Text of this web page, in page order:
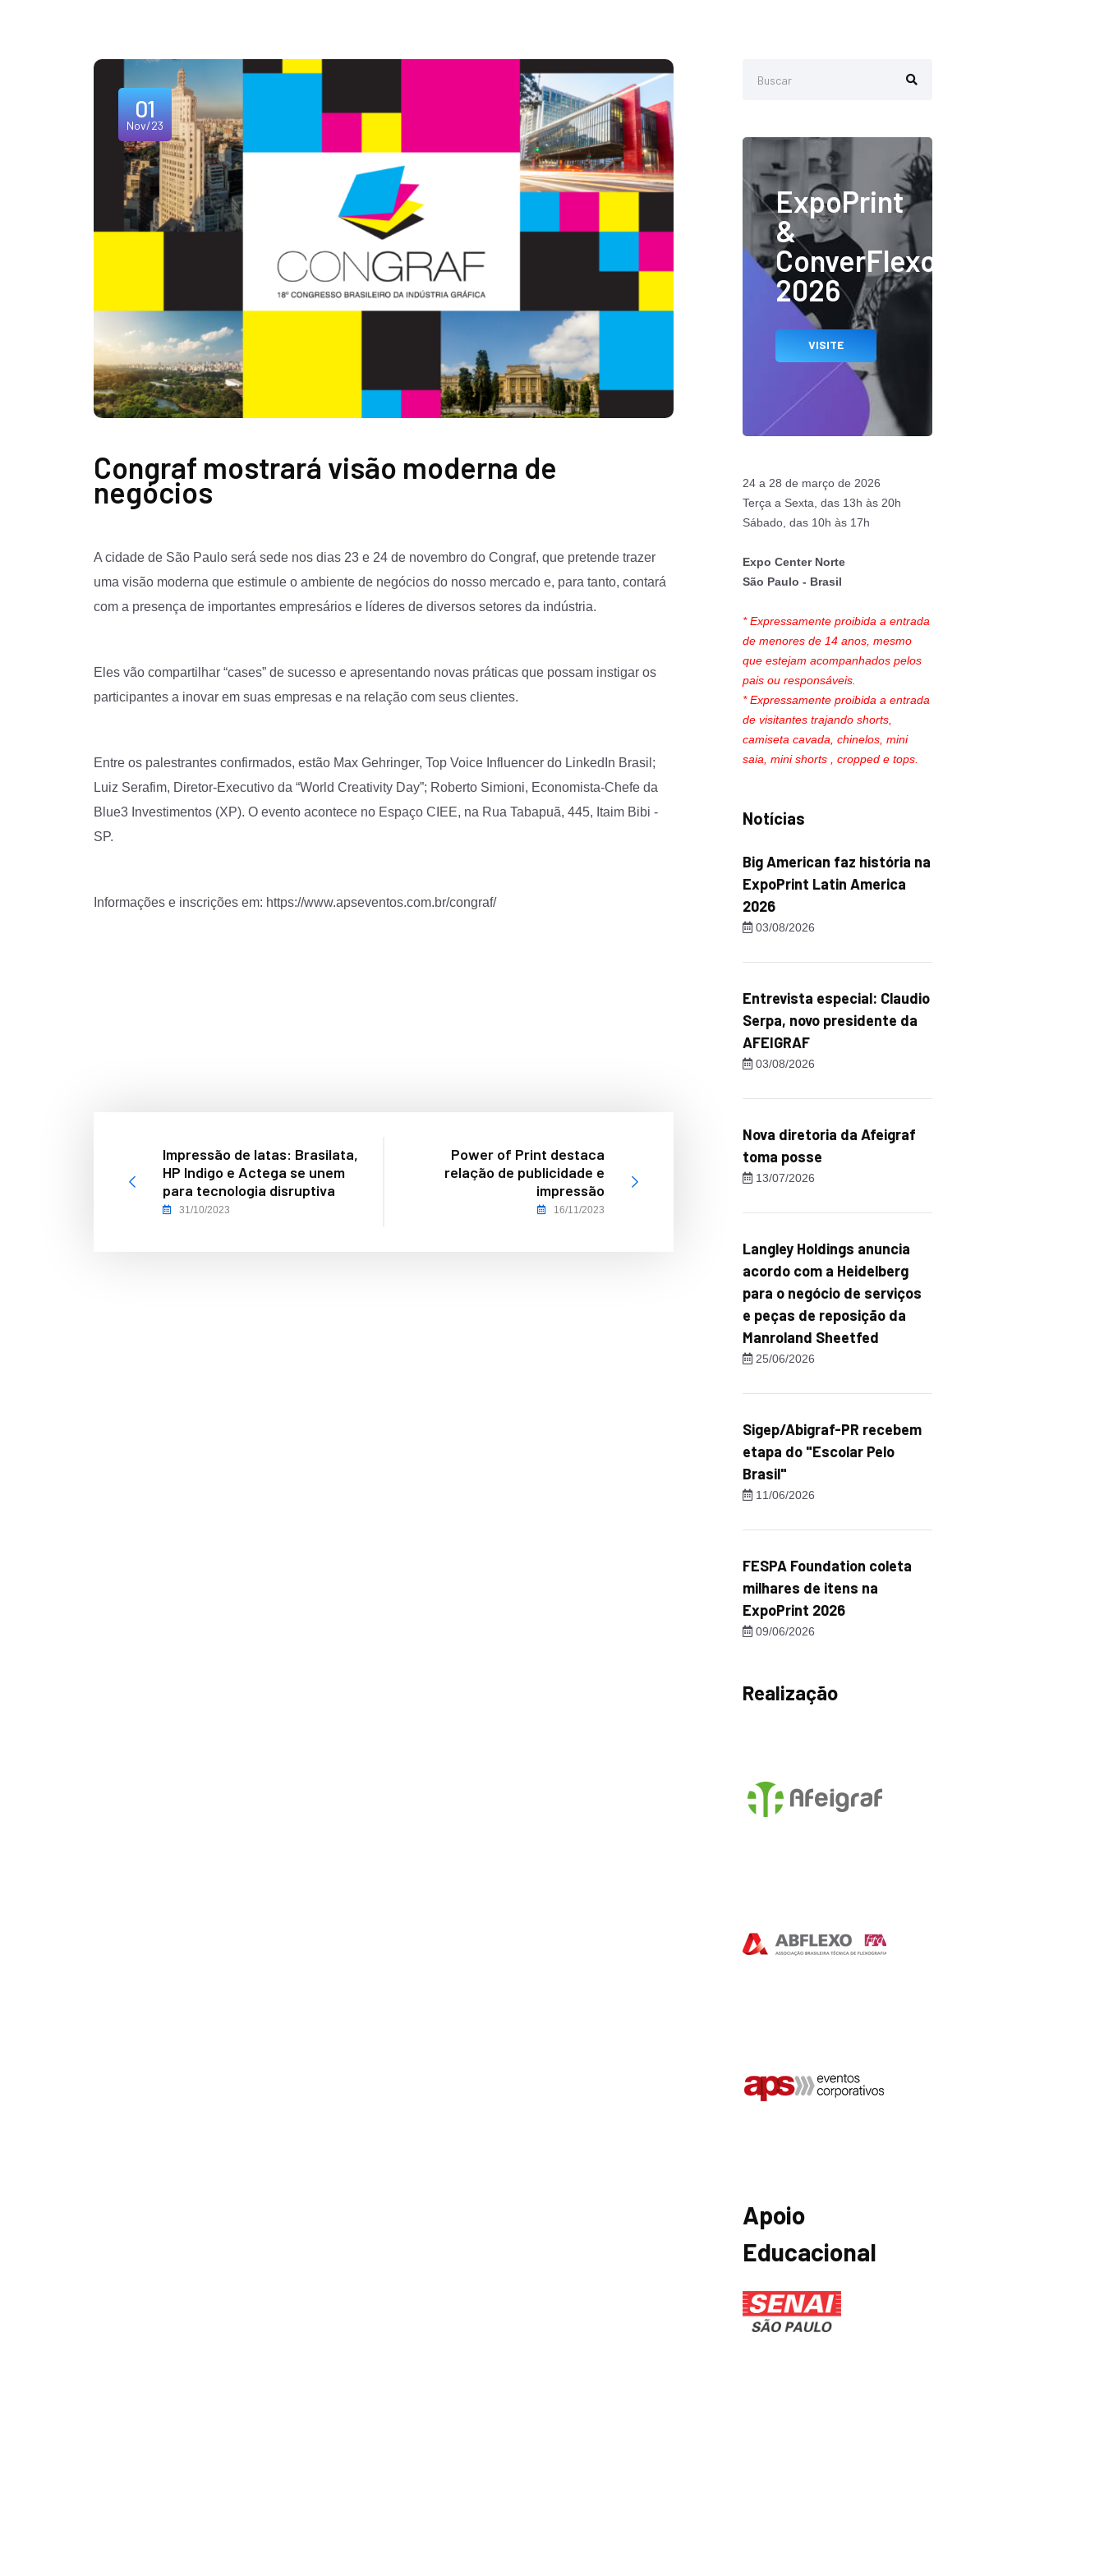
01
Nov/23
Congraf mostrará visão moderna de
negócios
A cidade de São Paulo será sede nos dias 23 e 24 de novembro do Congraf, que pretende trazer
uma visão moderna que estimule o ambiente de negócios do nosso mercado e, para tanto, contará
com a presença de importantes empresários e líderes de diversos setores da indústria.
Eles vão compartilhar “cases” de sucesso e apresentando novas práticas que possam instigar os
participantes a inovar em suas empresas e na relação com seus clientes.
Entre os palestrantes confirmados, estão Max Gehringer, Top Voice Influencer do LinkedIn Brasil;
Luiz Serafim, Diretor-Executivo da “World Creativity Day”; Roberto Simioni, Economista-Chefe da
Blue3 Investimentos (XP). O evento acontece no Espaço CIEE, na Rua Tabapuã, 445, Itaim Bibi -
SP.
Informações e inscrições em: https://www.apseventos.com.br/congraf/
Impressão de latas: Brasilata,
HP Indigo e Actega se unem
para tecnologia disruptiva
31/10/2023
Power of Print destaca
relação de publicidade e
impressão
16/11/2023
ExpoPrint
&
ConverFlexo
2026
VISITE
24 a 28 de março de 2026
Terça a Sexta, das 13h às 20h
Sábado, das 10h às 17h
Expo Center Norte
São Paulo - Brasil
* Expressamente proibida a entrada
de menores de 14 anos, mesmo
que estejam acompanhados pelos
pais ou responsáveis.
* Expressamente proibida a entrada
de visitantes trajando shorts,
camiseta cavada, chinelos, mini
saia, mini shorts , cropped e tops.
Notícias
Big American faz história na
ExpoPrint Latin America
2026
03/08/2026
Entrevista especial: Claudio
Serpa, novo presidente da
AFEIGRAF
03/08/2026
Nova diretoria da Afeigraf
toma posse
13/07/2026
Langley Holdings anuncia
acordo com a Heidelberg
para o negócio de serviços
e peças de reposição da
Manroland Sheetfed
25/06/2026
Sigep/Abigraf-PR recebem
etapa do "Escolar Pelo
Brasil"
11/06/2026
FESPA Foundation coleta
milhares de itens na
ExpoPrint 2026
09/06/2026
Realização
Apoio
Educacional